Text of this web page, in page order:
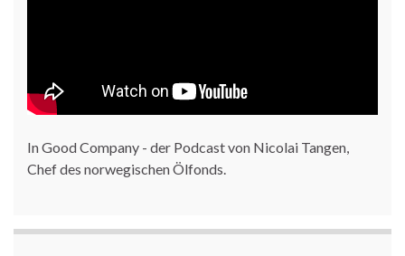
In Good Company - der Podcast von Nicolai Tangen,
Chef des norwegischen Ölfonds.